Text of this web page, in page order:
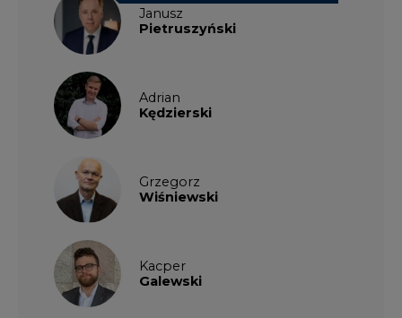
Janusz
Pietruszyński
Adrian
Kędzierski
Grzegorz
Wiśniewski
Kacper
Galewski